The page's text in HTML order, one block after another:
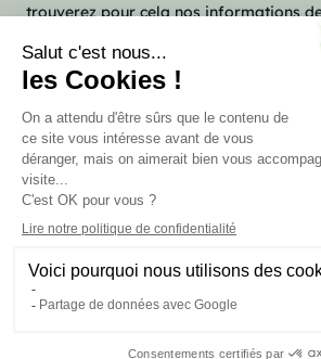
trouverez pour cela nos informations
Votre compte
Marchand approuvé par la Société des
pour vérifier